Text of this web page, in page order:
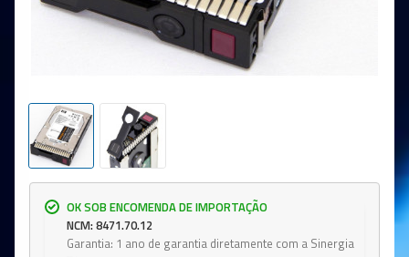
OK SOB ENCOMENDA DE IMPORTAÇÃO
NCM: 8471.70.12
Garantia: 1 ano de garantia diretamente com a Sinergia